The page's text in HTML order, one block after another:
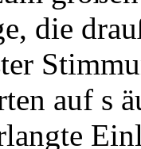
die
auf s